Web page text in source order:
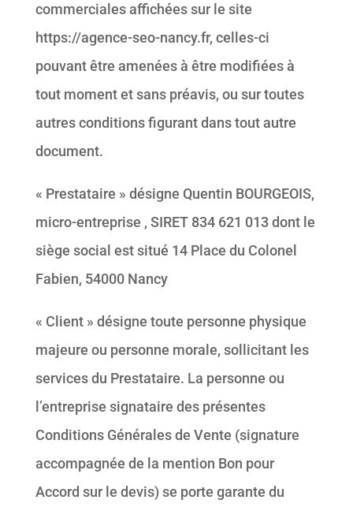
commerciales affichées sur le site
https://agence-seo-nancy.fr, celles-ci
pouvant être amenées à être modifiées à
tout moment et sans préavis, ou sur toutes
autres conditions figurant dans tout autre
document.
« Prestataire » désigne Quentin BOURGEOIS,
micro-entreprise , SIRET 834 621 013 dont le
siège social est situé 14 Place du Colonel
Fabien, 54000 Nancy
« Client » désigne toute personne physique
majeure ou personne morale, sollicitant les
services du Prestataire. La personne ou
l’entreprise signataire des présentes
Conditions Générales de Vente (signature
accompagnée de la mention Bon pour
Accord sur le devis) se porte garante du